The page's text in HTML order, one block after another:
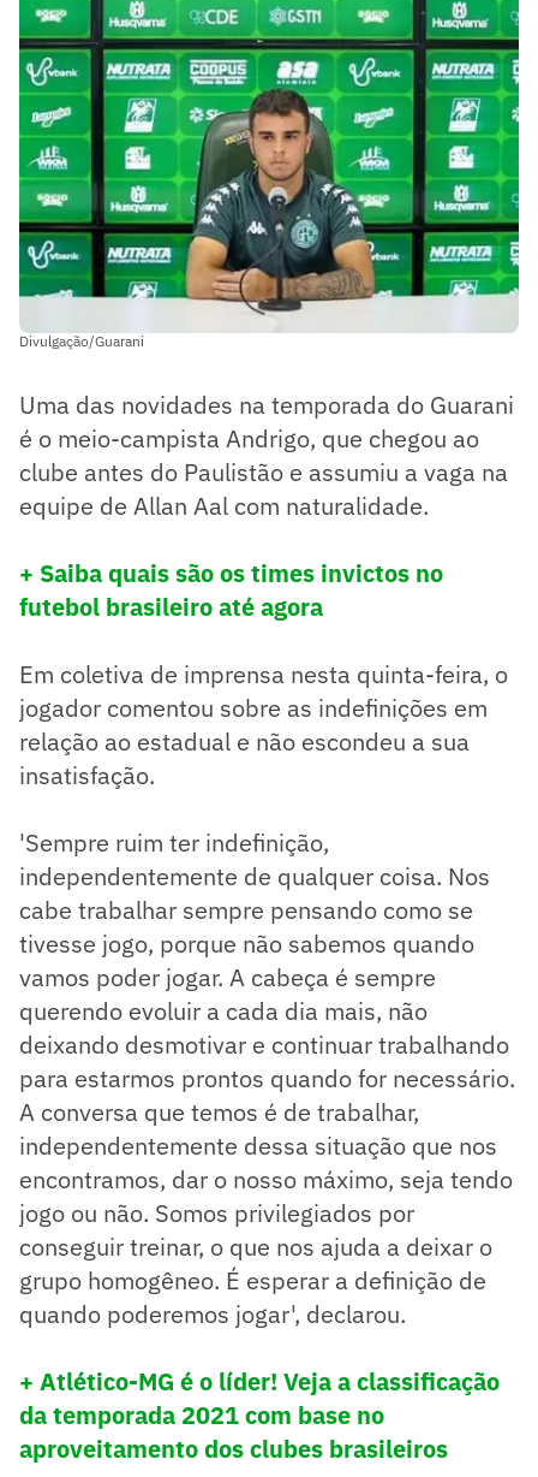
Divulgação/Guarani
Uma das novidades na temporada do Guarani
é o meio-campista Andrigo, que chegou ao
clube antes do Paulistão e assumiu a vaga na
equipe de Allan Aal com naturalidade.
+ Saiba quais são os times invictos no
futebol brasileiro até agora
Em coletiva de imprensa nesta quinta-feira, o
jogador comentou sobre as indefinições em
relação ao estadual e não escondeu a sua
insatisfação.
'Sempre ruim ter indefinição,
independentemente de qualquer coisa. Nos
cabe trabalhar sempre pensando como se
tivesse jogo, porque não sabemos quando
vamos poder jogar. A cabeça é sempre
querendo evoluir a cada dia mais, não
deixando desmotivar e continuar trabalhando
para estarmos prontos quando for necessário.
A conversa que temos é de trabalhar,
independentemente dessa situação que nos
encontramos, dar o nosso máximo, seja tendo
jogo ou não. Somos privilegiados por
conseguir treinar, o que nos ajuda a deixar o
grupo homogêneo. É esperar a definição de
quando poderemos jogar', declarou.
+ Atlético-MG é o líder! Veja a classificação
da temporada 2021 com base no
aproveitamento dos clubes brasileiros